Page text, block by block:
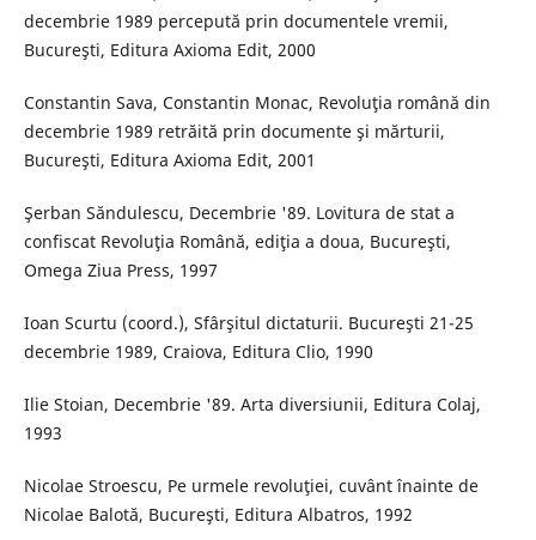
decembrie 1989 percepută prin documentele vremii,
Bucureşti, Editura Axioma Edit, 2000
Constantin Sava, Constantin Monac, Revoluţia română din
decembrie 1989 retrăită prin documente şi mărturii,
Bucureşti, Editura Axioma Edit, 2001
Şerban Săndulescu, Decembrie '89. Lovitura de stat a
confiscat Revoluţia Română, ediţia a doua, Bucureşti,
Omega Ziua Press, 1997
Ioan Scurtu (coord.), Sfârşitul dictaturii. Bucureşti 21-25
decembrie 1989, Craiova, Editura Clio, 1990
Ilie Stoian, Decembrie '89. Arta diversiunii, Editura Colaj,
1993
Nicolae Stroescu, Pe urmele revoluţiei, cuvânt înainte de
Nicolae Balotă, Bucureşti, Editura Albatros, 1992